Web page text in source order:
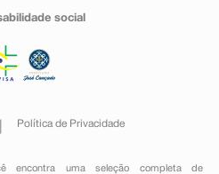
social
Política de Privacidade
encontra uma seleção completa de